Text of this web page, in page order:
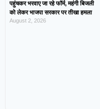
पहुंचकर भरवाए जा रहे फॉर्म, महंगी बिजली
को लेकर भाजपा सरकार पर तीखा हमला
August 2, 2026